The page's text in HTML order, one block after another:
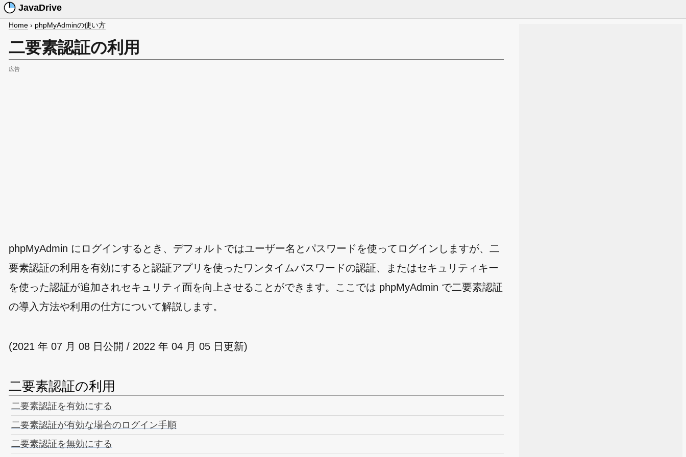
JavaDrive
Home › phpMyAdminの使い方
二要素認証の利用
広告
phpMyAdmin にログインするとき、デフォルトではユーザー名とパスワードを使ってログインしますが、二
要素認証の利用を有効にすると認証アプリを使ったワンタイムパスワードの認証、またはセキュリティキー
を使った認証が追加されセキュリティ面を向上させることができます。ここでは phpMyAdmin で二要素認証
の導入方法や利用の仕方について解説します。
(2021 年 07 月 08 日公開 / 2022 年 04 月 05 日更新)
二要素認証の利用
二要素認証を有効にする
二要素認証が有効な場合のログイン手順
二要素認証を無効にする